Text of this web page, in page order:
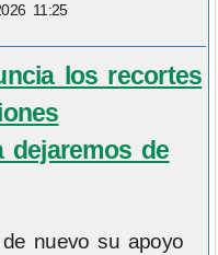
11:25
los recortes
dejaremos de
nuevo su apoyo